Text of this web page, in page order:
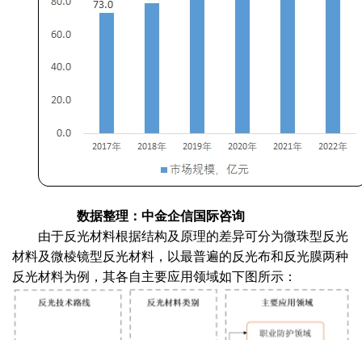
数据整理：中金企信国际咨询
由于反光材料根据结构及原理的差异可分为微珠型反光
材料及微棱镜型反光材料，以最普遍的反光布和反光膜两种
反光材料为例，其各自主要应用领域如下图所示：